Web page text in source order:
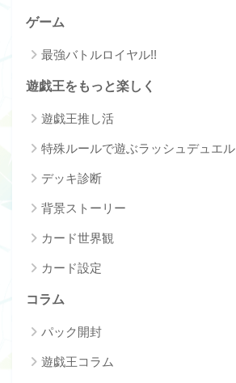
ゲーム
最強バトルロイヤル!!
遊戯王をもっと楽しく
遊戯王推し活
特殊ルールで遊ぶラッシュデュエル
デッキ診断
背景ストーリー
カード世界観
カード設定
コラム
パック開封
遊戯王コラム